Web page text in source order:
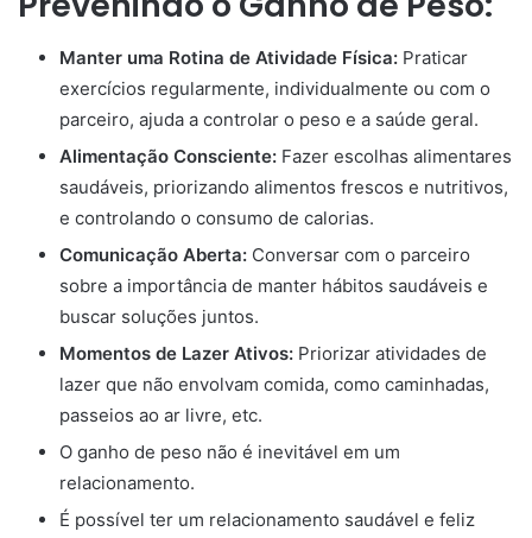
Manter uma Rotina de Atividade Física: Praticar
exercícios regularmente, individualmente ou com o
parceiro, ajuda a controlar o peso e a saúde geral.
Alimentação Consciente: Fazer escolhas alimentares
saudáveis, priorizando alimentos frescos e nutritivos,
e controlando o consumo de calorias.
Comunicação Aberta: Conversar com o parceiro
sobre a importância de manter hábitos saudáveis e
buscar soluções juntos.
Momentos de Lazer Ativos: Priorizar atividades de
lazer que não envolvam comida, como caminhadas,
passeios ao ar livre, etc.
O ganho de peso não é inevitável em um
relacionamento.
É possível ter um relacionamento saudável e feliz